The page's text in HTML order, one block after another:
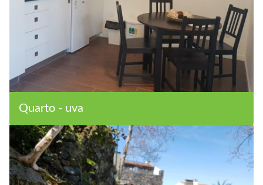
Quarto - uva